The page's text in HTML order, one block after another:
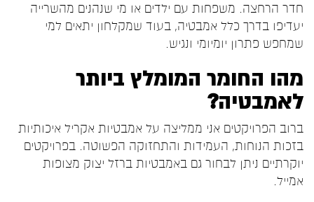
חדר הרחצה. משפחות עם ילדים או מי שנהנים מהשרייה
יעדיפו בדרך כלל אמבטיה, בעוד שמקלחון יתאים למי
שמחפש פתרון יומיומי ונגיש.
מהו החומר המומלץ ביותר
לאמבטיה?
ברוב הפרויקטים אני ממליצה על אמבטיות אקריל איכותיות
בזכות הנוחות, העמידות והתחזוקה הפשוטה. בפרויקטים
יוקרתיים ניתן לבחור גם באמבטיות ברזל יצוק מצופות
אמייל.